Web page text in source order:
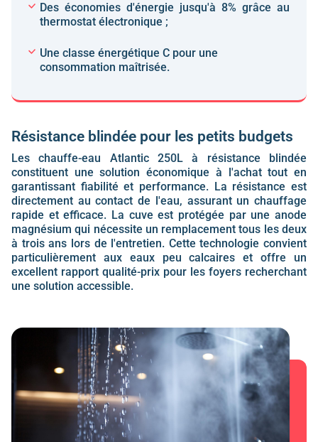
Des économies d'énergie jusqu'à 8% grâce au
thermostat électronique ;
Une classe énergétique C pour une
consommation maîtrisée.
Résistance blindée pour les petits budgets
Leschauffe-eau Atlantic 250L à résistance
blindée
constituent une solution économique à l'achat tout en
garantissant fiabilité et performance. La résistanceest
directement au contact de l'eau, assurant un chauffage
rapide et efficace. La cuveest protégée par uneanode
magnésium qui nécessite un remplacement tous les deux
à trois ans lors de l'entretien. Cette technologie convient
particulièrement aux eaux peu calcaires et offre un
excellent rapport qualité-prix pour les foyers recherchant
une solution accessible.